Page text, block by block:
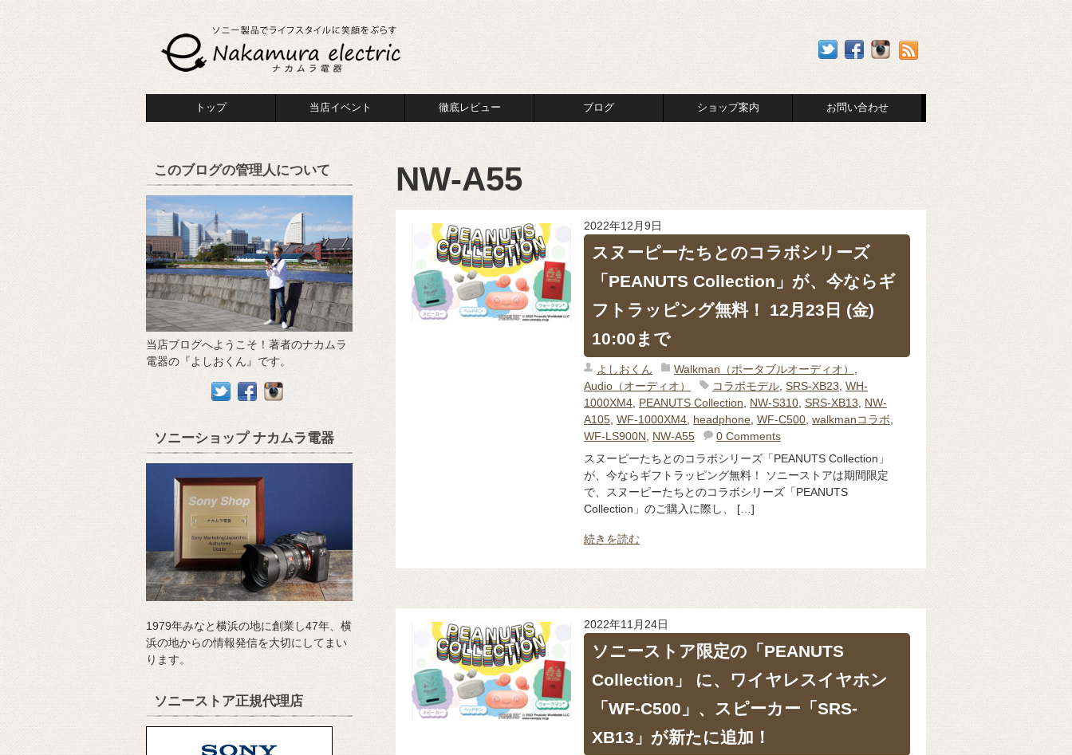
トップ 当店イベント 徹底レビュー ブログ ショップ案内 お問い合わせ
NW-A55
2022年12月9日
スヌーピーたちとのコラボシリーズ
「PEANUTS Collection」が、今ならギ
フトラッピング無料！ 12月23日 (金)
10:00まで
よしおくん Walkman（ポータブルオーディオ）
Audio（オーディオ）
コラボモデル, SRS-XB23 WH-
1000XM4, PEANUTS Collection NW-S310, SRS-XB13
NW-
A105, WF-1000XM4, headphone, WF-C500, walkmanコラボ
WF-LS900N
NW-A55
0 Comments
スヌーピーたちとのコラボシリーズ「PEANUTS Collection」
が、今ならギフトラッピング無料！ ソニーストアは期間限定
で、スヌーピーたちとのコラボシリーズ「PEANUTS
Collection」のご購入に際し、 […]
続きを読む
2022年11月24日
ソニーストア限定の「PEANUTS
Collection」 に、ワイヤレスイヤホン
「WF-C500」、スピーカー「SRS-
XB13」が新たに追加！
このブログの管理人について
当店ブログへようこそ！著者のナカムラ
電器の『よしおくん』です。
ソニーショップ ナカムラ電器
1979年みなと横浜の地に創業し47年、横
浜の地からの情報発信を大切にしてまい
ります。
ソニーストア正規代理店